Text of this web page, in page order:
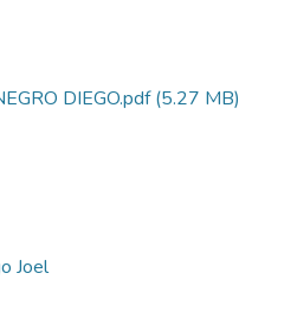
DIEGO.pdf(5.27 MB)
Joel